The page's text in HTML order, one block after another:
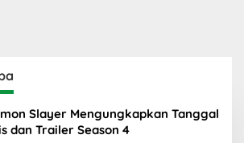
Slayer Mengungkapkan Tanggal
dan Trailer Season 4